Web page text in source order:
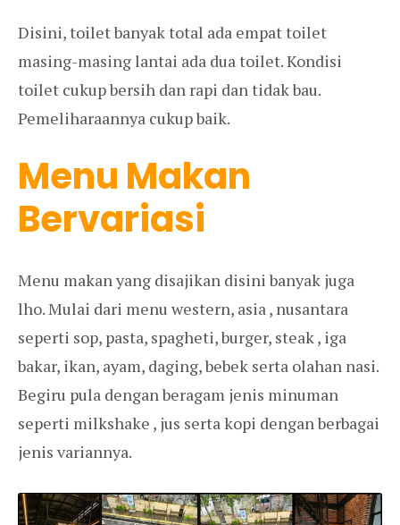
Disini, toilet banyak total ada empat toilet
masing-masing lantai ada dua toilet. Kondisi
toilet cukup bersih dan rapi dan tidak bau.
Pemeliharaannya cukup baik.
Menu Makan
Bervariasi
Menu makan yang disajikan disini banyak juga
lho. Mulai dari menu western, asia , nusantara
seperti sop, pasta, spagheti, burger, steak , iga
bakar, ikan, ayam, daging, bebek serta olahan nasi.
Begiru pula dengan beragam jenis minuman
seperti milkshake , jus serta kopi dengan berbagai
jenis variannya.